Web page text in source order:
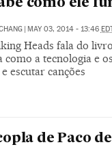
como ele
MAY 03, 2014 - 13:46
Heads fala do
como a tecnologia e
escutar canções
de Paco